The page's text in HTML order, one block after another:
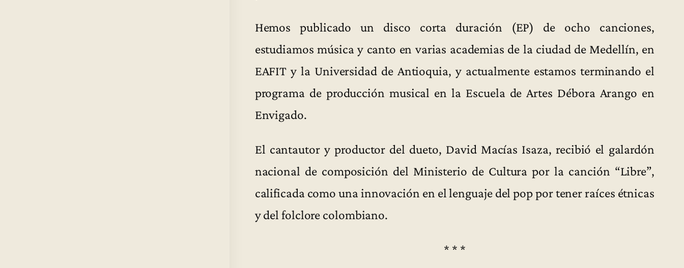
Hemos publicado un disco corta duración (EP) de ocho canciones,
estudiamos música y canto en varias academias de la ciudad de Medellín, en
EAFIT y la Universidad de Antioquia, y actualmente estamos terminando el
programa de producción musical en la Escuela de Artes Débora Arango en
Envigado.
El cantautor y productor del dueto, David Macías Isaza, recibió el galardón
nacional de composición del Ministerio de Cultura por la canción “Libre”,
calificada como una innovación en el lenguaje del pop por tener raíces étnicas
y del folclore colombiano.
* * *